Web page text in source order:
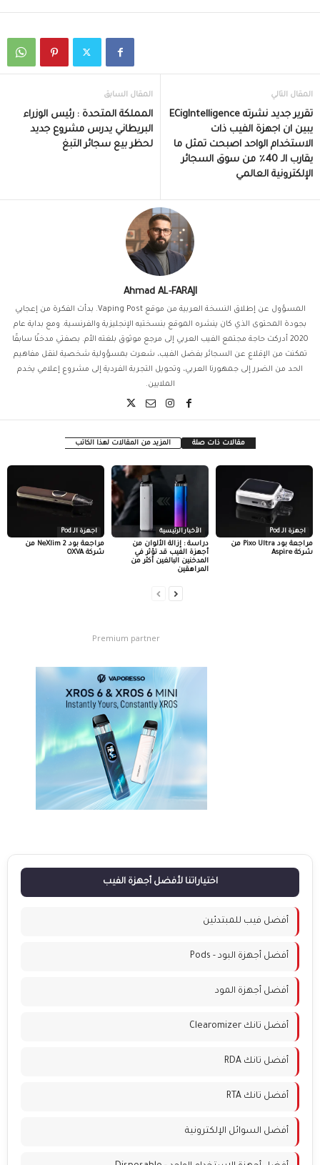
المقال السابق
المملكة المتحدة : رئيس الوزراء
البريطاني يدرس مشروع جديد
لحظر بيع سجائر التبغ
المقال التالي
تقرير جديد نشرته ECigIntelligence
يبين ان اجهزة الفيب ذات
الاستخدام الواحد اصبحت تمثل ما
يقارب الـ 40٪ من سوق السجائر
الإلكترونية العالمي
Ahmad AL-FARAJI
المسؤول عن إطلاق النسخة العربية من موقع Vaping Post. بدأت الفكرة من إعجابي
بجودة المحتوى الذي كان ينشره الموقع بنسختيه الإنجليزية والفرنسية. ومع بداية عام
2020 أدركت حاجة مجتمع الفيب العربي إلى مرجع موثوق بلغته الأم. بصفتي مدخنًا سابقًا
تمكنت من الإقلاع عن السجائر بفضل الفيب، شعرت بمسؤولية شخصية لنقل مفاهيم
الحد من الضرر إلى جمهورنا العربي، وتحويل التجربة الفردية إلى مشروع إعلامي يخدم
الملايين.
مقالات ذات صلة المزيد من المقالات لهذا الكاتب
اجهزة الـ Pod
مراجعة بود NeXlim 2 من
شركة OXVA
الأخبار الرئيسية
دراسة : إزالة الألوان من
أجهزة الفيب قد تؤثر في
المدخنين البالغين أكثر من
المراهقين
اجهزة الـ Pod
مراجعة بود Pixo Ultra من
شركة Aspire
Premium partner
اختياراتنا لأفضل أجهزة الفيب
أفضل فيب للمبتدئين
أفضل أجهزة البود - Pods
أفضل أجهزة المود
أفضل تانك Clearomizer
أفضل تانك RDA
أفضل تانك RTA
أفضل السوائل الإلكترونية